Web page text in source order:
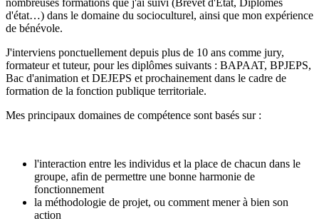
d'état…) dans le domaine du socioculturel, ainsi que mon expérience
de bénévole.
J'interviens ponctuellement depuis plus de 10 ans comme jury,
formateur et tuteur, pour les diplômes suivants : BAPAAT, BPJEPS,
Bac d'animation et DEJEPS et prochainement dans le cadre de
formation de la fonction publique territoriale.
Mes principaux domaines de compétence sont basés sur :
l'interaction entre les individus et la place de chacun dans le
groupe, afin de permettre une bonne harmonie de
fonctionnement
la méthodologie de projet, ou comment mener à bien son
action